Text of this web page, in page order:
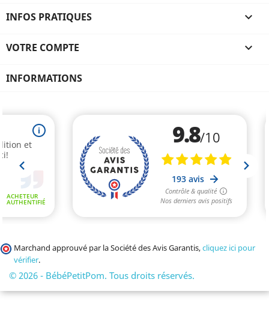
INFOS PRATIQUES 
VOTRE COMPTE 
INFORMATIONS
Marchand approuvé par la Société des Avis Garantis,cliquez ici pour
vérifier.
© 2026 - BébéPetitPom. Tous droits réservés.